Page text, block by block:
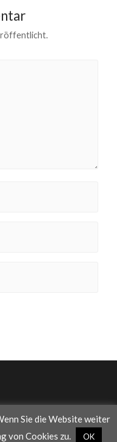
ZUSAMMENHÄLT —
Sie die Website weiter
von Cookies zu.
OK